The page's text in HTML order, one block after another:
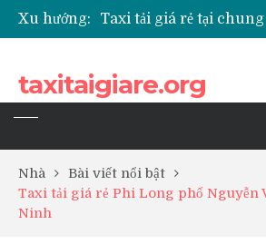
Xu hướng:
taxitaigiare.org
Nhà
Bài viết nổi bật
Taxi tải giá rẻ Phi Long phố Nguyễn
Ninh